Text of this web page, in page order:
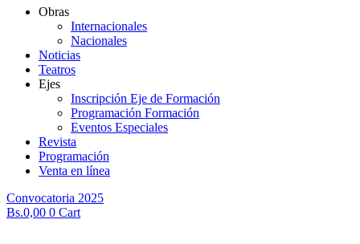
Obras
Internacionales
Nacionales
Noticias
Teatros
Ejes
Inscripción Eje de Formación
Programación Formación
Eventos Especiales
Revista
Programación
Venta en línea
Convocatoria 2025
Bs.0,00 0 Cart